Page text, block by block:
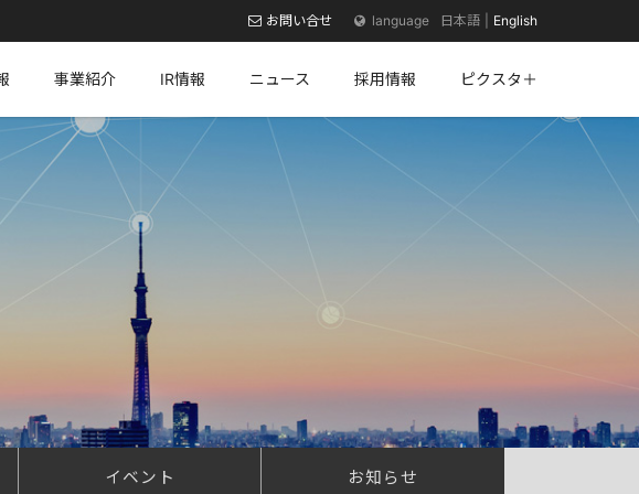
事業紹介 IR情報 ニュース 採用情報 ピクスタ＋
お問い合せ 日本語 English
イベント お知らせ